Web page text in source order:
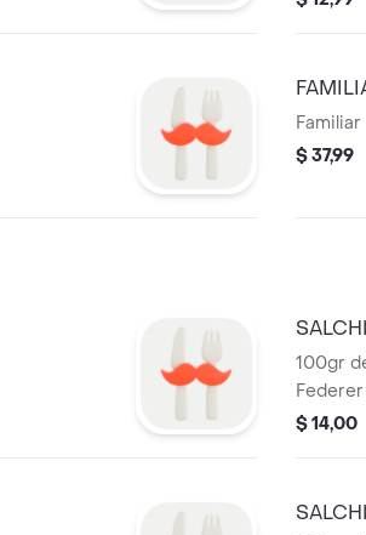
Familiar
$ 37,99
100gr
Federer
$ 14,00